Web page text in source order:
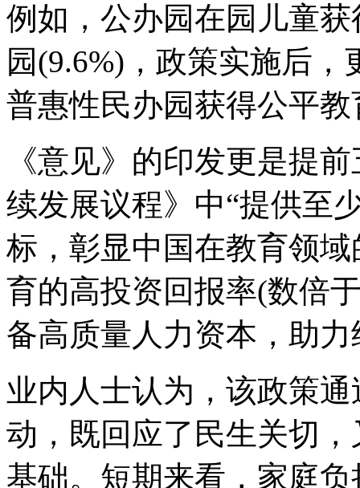
例如，公办园在园儿童
园(9.6%)，政策实施后
普惠性民办园获得公平
《意见》的印发更是提
续发展议程》中“提供至
标，彰显中国在教育领
育的高投资回报率(数倍
备高质量人力资本，助
业内人士认为，该政策
动，既回应了民生关切
基础。短期来看，家庭